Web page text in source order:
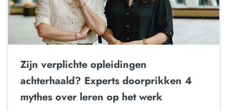
Zijn verplichte opleidingen
achterhaald? Experts doorprikken 4
mythes over leren op het werk